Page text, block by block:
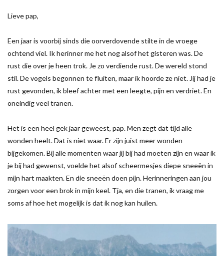
Lieve pap,
Een jaar is voorbij sinds die oorverdovende stilte in de vroege
ochtend viel. Ik herinner me het nog alsof het gisteren was. De
rust die over je heen trok. Je zo verdiende rust. De wereld stond
stil. De vogels begonnen te fluiten, maar ik hoorde ze niet. Jij had je
rust gevonden, ik bleef achter met een leegte, pijn en verdriet. En
oneindig veel tranen.
Het is een heel gek jaar geweest, pap. Men zegt dat tijd alle
wonden heelt. Dat is niet waar. Er zijn juist meer wonden
bijgekomen. Bij alle momenten waar jij bij had moeten zijn en waar ik
je bij had gewenst, voelde het alsof scheermesjes diepe sneeën in
mijn hart maakten. En die sneeën doen pijn. Herinneringen aan jou
zorgen voor een brok in mijn keel. Tja, en die tranen, ik vraag me
soms af hoe het mogelijk is dat ik nog kan huilen.